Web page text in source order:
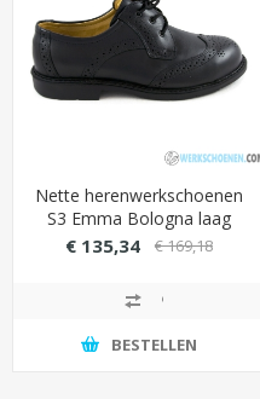
Nette herenwerkschoenen
S3 Emma Bologna laag
met stalen neus en
€ 135,34 € 169,18
BESTELLEN